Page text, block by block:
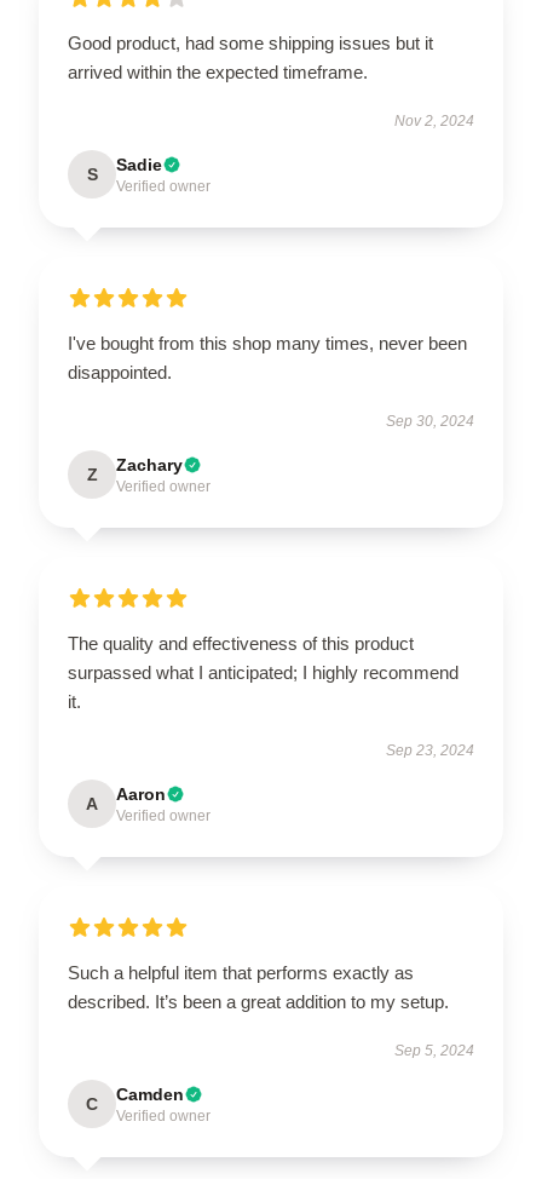
Good product, had some shipping issues but it
arrived within the expected timeframe.
Nov 2, 2024
S Sadie
Verified owner
I've bought from this shop many times, never been
disappointed.
Sep 30, 2024
Z Zachary
Verified owner
The quality and effectiveness of this product
surpassed what I anticipated; I highly recommend
it.
Sep 23, 2024
A Aaron
Verified owner
Such a helpful item that performs exactly as
described. It’s been a great addition to my setup.
Sep 5, 2024
C Camden
Verified owner